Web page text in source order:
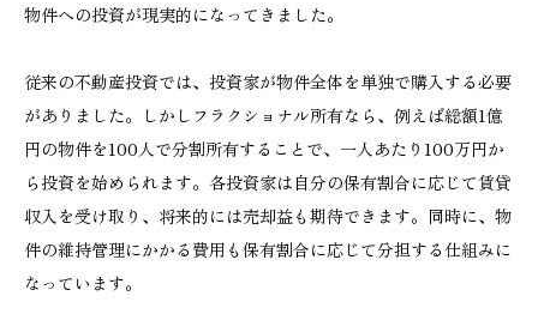
物件への投資が現実的になってきました。
従来の不動産投資では、投資家が物件全体を単独で購入する必要
がありました。しかしフラクショナル所有なら、例えば総額1億
円の物件を100人で分割所有することで、一人あたり100万円か
ら投資を始められます。各投資家は自分の保有割合に応じて賃貸
収入を受け取り、将来的には売却益も期待できます。同時に、物
件の維持管理にかかる費用も保有割合に応じて分担する仕組みに
なっています。